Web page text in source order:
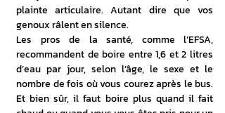
plainte articulaire. Autant dire que vos
genoux râlent en silence.
Les pros de la santé, comme l’EFSA,
recommandent de boire entre 1,6 et 2 litres
d’eau par jour, selon l’âge, le sexe et le
nombre de fois où vous courez après le bus.
Et bien sûr, il faut boire plus quand il fait